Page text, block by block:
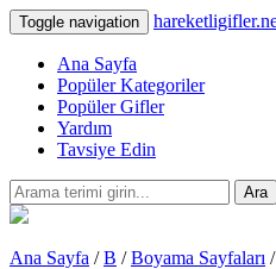
Toggle navigation
Ana Sayfa
Popüler Kategoriler
Popüler Gifler
Yardım
Tavsiye Edin
Ara
Ana Sayfa /B /Boyama Sayfaları